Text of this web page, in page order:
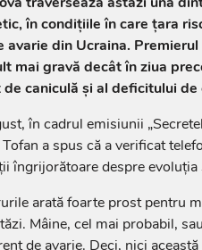
în condițiile în care țara
avarie din Ucraina.
mai gravă decât în ziua
caniculă și al deficitului
în cadrul emisiunii
a spus că a verificat
îngrijorătoare despre evoluția
arată foarte prost pentru
Mâine, cel mai probabil,
de avarie. Deci, nici